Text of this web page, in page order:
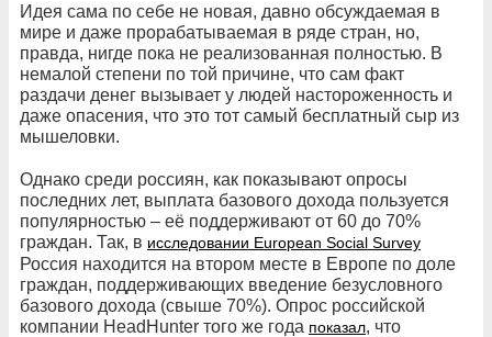
Идея сама по себе не новая, давно обсуждаемая в
мире и даже прорабатываемая в ряде стран, но,
правда, нигде пока не реализованная полностью. В
немалой степени по той причине, что сам факт
раздачи денег вызывает у людей настороженность и
даже опасения, что это тот самый бесплатный сыр из
мышеловки.
Однако среди россиян, как показывают опросы
последних лет, выплата базового дохода пользуется
популярностью – её поддерживают от 60 до 70%
граждан. Так, в исследовании European Social Survey
Россия находится на втором месте в Европе по доле
граждан, поддерживающих введение безусловного
базового дохода (свыше 70%). Опрос российской
компании HeadHunter того же года показал, что